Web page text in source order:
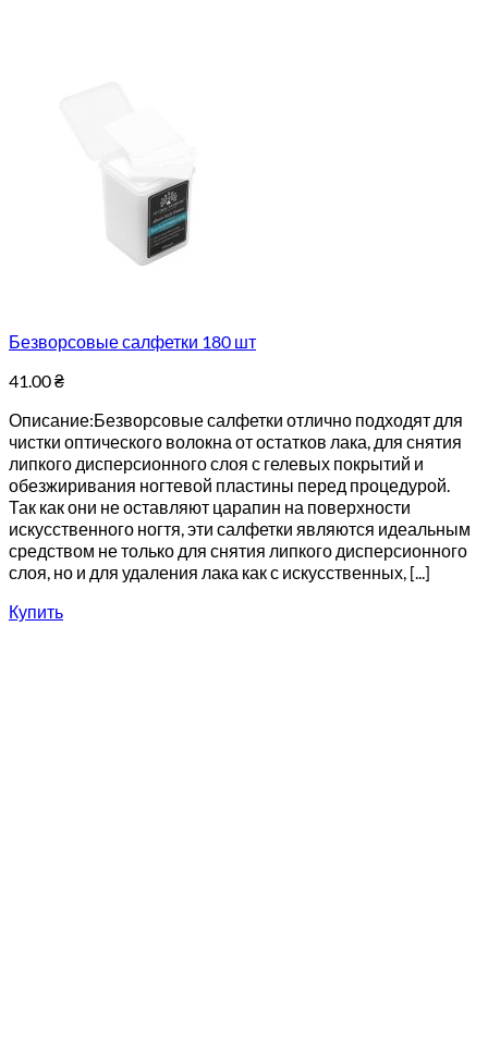
Безворсовые салфетки 180 шт
41.00₴
Описание:Безворсовые салфетки отлично подходят для
чистки оптического волокна от остатков лака, для снятия
липкого дисперсионного слоя с гелевых покрытий и
обезжиривания ногтевой пластины перед процедурой.
Так как они не оставляют царапин на поверхности
искусственного ногтя, эти салфетки являются идеальным
средством не только для снятия липкого дисперсионного
слоя, но и для удаления лака как с искусственных, [...]
Купить